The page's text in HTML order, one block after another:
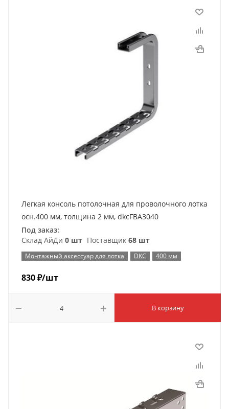
Легкая консоль потолочная для проволочного лотка
осн.400 мм, толщина 2 мм, dkcFBA3040
Под заказ:
Склад АйДи 0 шт Поставщик 68 шт
Монтажный аксессуар для лотка DKC 400 мм
830₽/шт
В корзину